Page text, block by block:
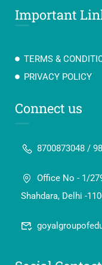
Important
TERMS &
PRIVACY POLICY
Connect us
8700873048 /
Office No - 1/
Shahdara, Delhi -